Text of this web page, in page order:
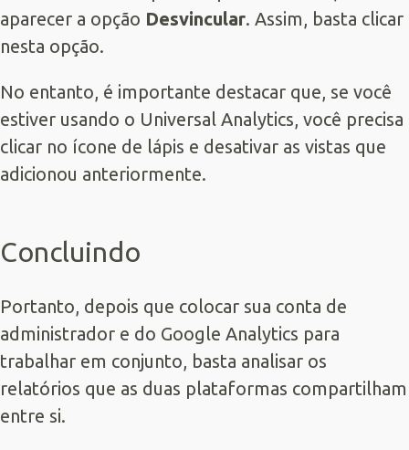
aparecer a opção Desvincular. Assim, basta clicar
nesta opção.
No entanto, é importante destacar que, se você
estiver usando o Universal Analytics, você precisa
clicar no ícone de lápis e desativar as vistas que
adicionou anteriormente.
Concluindo
Portanto, depois que colocar sua conta de
administrador e do Google Analytics para
trabalhar em conjunto, basta analisar os
relatórios que as duas plataformas compartilham
entre si.